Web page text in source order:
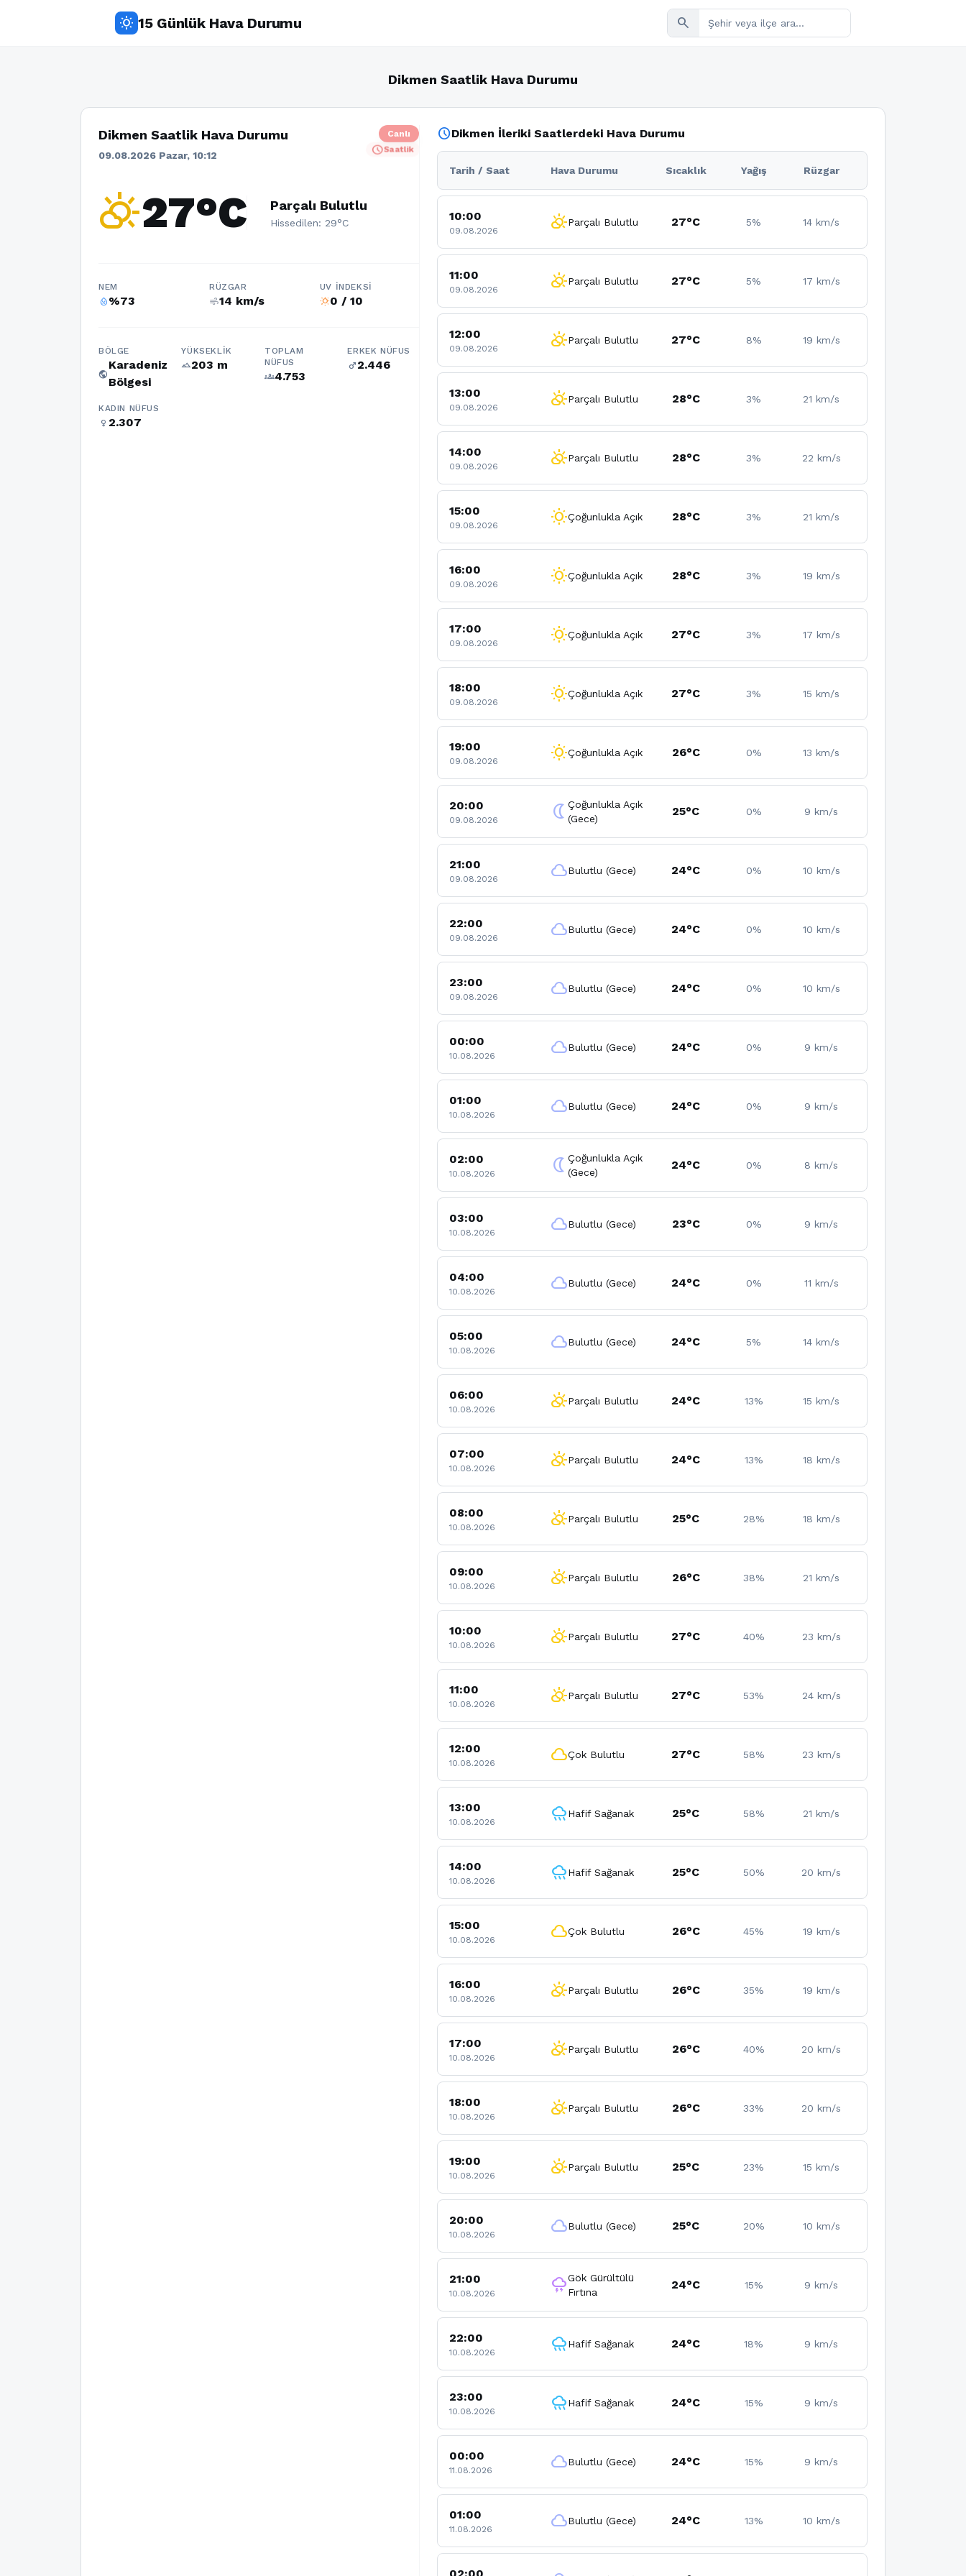
wb_sunny 15 Günlük Hava Durumu search
Dikmen Saatlik Hava Durumu
Dikmen Saatlik Hava Durumu
09.08.2026 Pazar, 10:12
Canlı
scheduleSaatlik
partly_cloudy_day27°C Parçalı Bulutlu
Hissedilen: 29°C
NEM
humidity_percentage%73
RÜZGAR
air14 km/s
UV İNDEKSI
wb_sunny0 / 10
BÖLGE
public
Karadeniz
Bölgesi
YÜKSEKLIK
terrain203 m
TOPLAM
NÜFUS
groups4.753
ERKEK NÜFUS
male2.446
KADIN NÜFUS
female 2.307
scheduleDikmen İleriki Saatlerdeki Hava Durumu
Tarih / Saat Hava Durumu Sıcaklık Yağış Rüzgar
10:00
09.08.2026 partly_cloudy_dayParçalı Bulutlu 27°C 5% 14 km/s
11:00
09.08.2026 partly_cloudy_dayParçalı Bulutlu 27°C 5% 17 km/s
12:00
09.08.2026 partly_cloudy_dayParçalı Bulutlu 27°C 8% 19 km/s
13:00
09.08.2026 partly_cloudy_dayParçalı Bulutlu 28°C 3% 21 km/s
14:00
09.08.2026 partly_cloudy_dayParçalı Bulutlu 28°C 3% 22 km/s
15:00
09.08.2026 wb_sunnyÇoğunlukla Açık 28°C 3% 21 km/s
16:00
09.08.2026 wb_sunnyÇoğunlukla Açık 28°C 3% 19 km/s
17:00
09.08.2026 wb_sunnyÇoğunlukla Açık 27°C 3% 17 km/s
18:00
09.08.2026 wb_sunnyÇoğunlukla Açık 27°C 3% 15 km/s
19:00
09.08.2026 wb_sunnyÇoğunlukla Açık 26°C 0% 13 km/s
20:00
09.08.2026 nightlightÇoğunlukla Açık
(Gece)
25°C 0% 9 km/s
21:00
09.08.2026 cloudBulutlu (Gece) 24°C 0% 10 km/s
22:00
09.08.2026 cloudBulutlu (Gece) 24°C 0% 10 km/s
23:00
09.08.2026 cloudBulutlu (Gece) 24°C 0% 10 km/s
00:00
10.08.2026 cloudBulutlu (Gece) 24°C 0% 9 km/s
01:00
10.08.2026 cloudBulutlu (Gece) 24°C 0% 9 km/s
02:00
10.08.2026 nightlightÇoğunlukla Açık
(Gece)
24°C 0% 8 km/s
03:00
10.08.2026 cloudBulutlu (Gece) 23°C 0% 9 km/s
04:00
10.08.2026 cloudBulutlu (Gece) 24°C 0% 11 km/s
05:00
10.08.2026 cloudBulutlu (Gece) 24°C 5% 14 km/s
06:00
10.08.2026 partly_cloudy_dayParçalı Bulutlu 24°C 13% 15 km/s
07:00
10.08.2026 partly_cloudy_dayParçalı Bulutlu 24°C 13% 18 km/s
08:00
10.08.2026 partly_cloudy_dayParçalı Bulutlu 25°C 28% 18 km/s
09:00
10.08.2026 partly_cloudy_dayParçalı Bulutlu 26°C 38% 21 km/s
10:00
10.08.2026 partly_cloudy_dayParçalı Bulutlu 27°C 40% 23 km/s
11:00
10.08.2026 partly_cloudy_dayParçalı Bulutlu 27°C 53% 24 km/s
12:00
10.08.2026 cloudÇok Bulutlu 27°C 58% 23 km/s
13:00
10.08.2026 rainyHafif Sağanak 25°C 58% 21 km/s
14:00
10.08.2026 rainyHafif Sağanak 25°C 50% 20 km/s
15:00
10.08.2026 cloudÇok Bulutlu 26°C 45% 19 km/s
16:00
10.08.2026 partly_cloudy_dayParçalı Bulutlu 26°C 35% 19 km/s
17:00
10.08.2026 partly_cloudy_dayParçalı Bulutlu 26°C 40% 20 km/s
18:00
10.08.2026 partly_cloudy_dayParçalı Bulutlu 26°C 33% 20 km/s
19:00
10.08.2026 partly_cloudy_dayParçalı Bulutlu 25°C 23% 15 km/s
20:00
10.08.2026 cloudBulutlu (Gece) 25°C 20% 10 km/s
21:00
10.08.2026 thunderstormGök Gürültülü
Fırtına
24°C 15% 9 km/s
22:00
10.08.2026 rainyHafif Sağanak 24°C 18% 9 km/s
23:00
10.08.2026 rainyHafif Sağanak 24°C 15% 9 km/s
00:00
11.08.2026 cloudBulutlu (Gece) 24°C 15% 9 km/s
01:00
11.08.2026 cloudBulutlu (Gece) 24°C 13% 10 km/s